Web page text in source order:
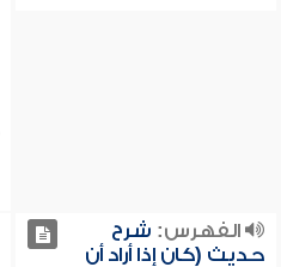
الفهرس: شرح
حديث (كان إذا أراد أن